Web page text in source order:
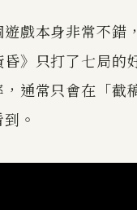
戲本身非常不錯
》只打了七局的
通常只會在「截
。